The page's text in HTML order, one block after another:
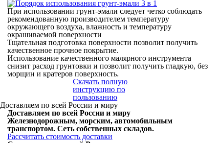
При использовании грунт-эмали следует четко соблюдать
рекомендованную производителем температуру
окружающего воздуха, влажность и температуру
окрашиваемой поверхности
Тщательная подготовка поверхности позволит получить
качественное прочное покрытие.
Использование качественного малярного инструмента
снизит расход грунтовки и позволит получить гладкую, без
морщин и кратеров поверхность.
Скачать полную
инструкцию по
пользованию
Доставляем по всей России и миру
Доставляем по всей России и миру
Железнодорожным, морским, автомобильным
транспортом. Сеть собственных складов.
Рассчитать стоимость доставки